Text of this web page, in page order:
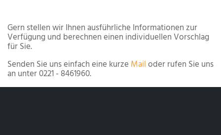
Gern stellen wir Ihnen ausführliche Informationen zur
Verfügung und berechnen einen individuellen Vorschlag
für Sie.
Senden Sie uns einfach eine kurze Mailoder rufen Sie uns
an unter 0221 - 8461960.